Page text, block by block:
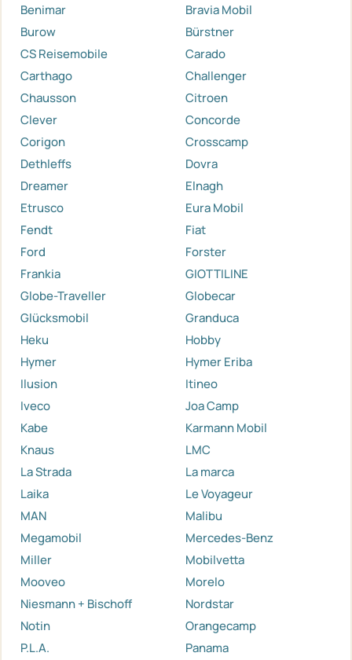
Benimar
Bravia Mobil
Burow
Bürstner
CS Reisemobile
Carado
Carthago
Challenger
Chausson
Citroen
Clever
Concorde
Corigon
Crosscamp
Dethleffs
Dovra
Dreamer
Elnagh
Etrusco
Eura Mobil
Fendt
Fiat
Ford
Forster
Frankia
GIOTTILINE
Globe-Traveller
Globecar
Glücksmobil
Granduca
Heku
Hobby
Hymer
Hymer Eriba
Ilusion
Itineo
Iveco
Joa Camp
Kabe
Karmann Mobil
Knaus
LMC
La Strada
La marca
Laika
Le Voyageur
MAN
Malibu
Megamobil
Mercedes-Benz
Miller
Mobilvetta
Mooveo
Morelo
Niesmann + Bischoff
Nordstar
Notin
Orangecamp
P.L.A.
Panama